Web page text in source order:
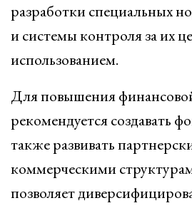
разработки специальных
и системы контроля за их
использованием.
Для повышения
рекомендуется создавать
также развивать
коммерческими
позволяет